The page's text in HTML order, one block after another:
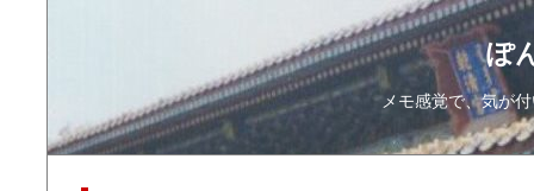
ぽ
メモ感覚で、気が